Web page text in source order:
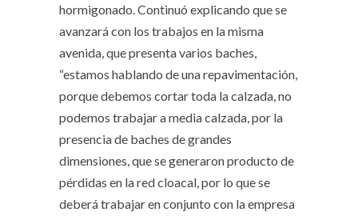
hormigonado. Continuó explicando que se
avanzará con los trabajos en la misma
avenida, que presenta varios baches,
“estamos hablando de una repavimentación,
porque debemos cortar toda la calzada, no
podemos trabajar a media calzada, por la
presencia de baches de grandes
dimensiones, que se generaron producto de
pérdidas en la red cloacal, por lo que se
deberá trabajar en conjunto con la empresa